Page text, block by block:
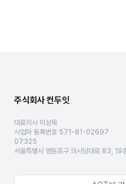
주식회사 컨두잇
대표이사 이상목
사업자 등록번호 571-81-02697
07325
서울특별시 영등포구 의사당대로 83, 19